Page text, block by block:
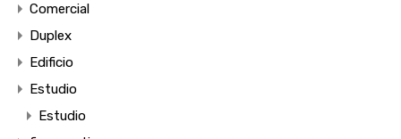
Comercial
Duplex
Edificio
Estudio
Estudio